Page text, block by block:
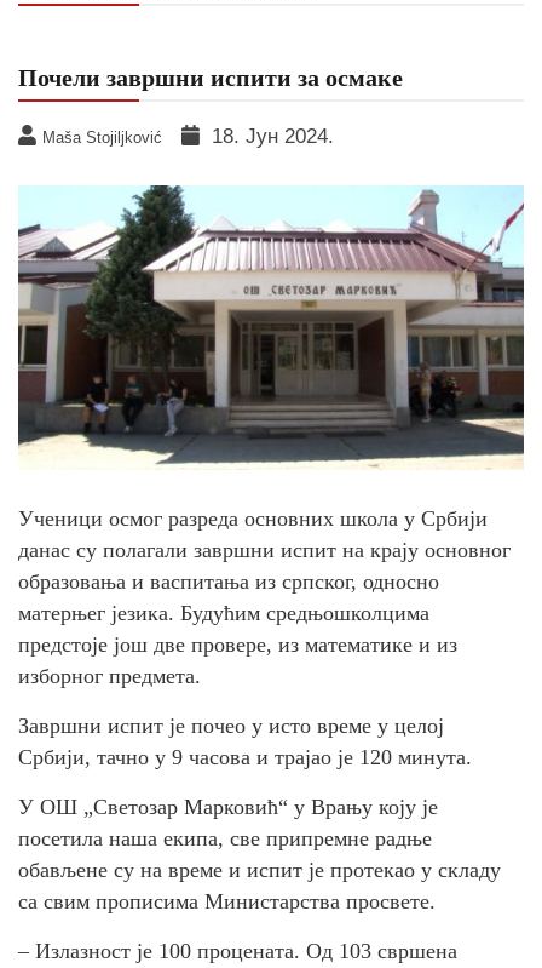
Почели завршни испити за осмаке
Maša Stojiljković 18. Јун 2024.
Ученици осмог разреда основних школа у Србији
данас су полагали завршни испит на крају основног
образовања и васпитања из српског, односно
матерњег језика. Будућим средњошколцима
предстоје још две провере, из математике и из
изборног предмета.
Завршни испит је почео у исто време у целој
Србији, тачно у 9 часова и трајао је 120 минута.
У ОШ „Светозар Марковић“ у Врању коју је
посетила наша екипа, све припремне радње
обављене су на време и испит је протекао у складу
са свим прописима Министарства просвете.
– Излазност је 100 процената. Од 103 свршена